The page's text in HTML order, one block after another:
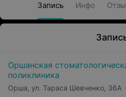
Запись Инфо
Оршанская
поликлиника
Орша, ул. Тараса Шевченко, 36А